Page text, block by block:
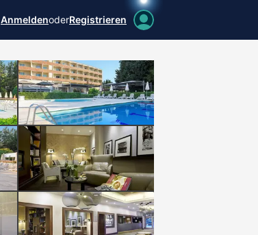
AnmeldenoderRegistrieren